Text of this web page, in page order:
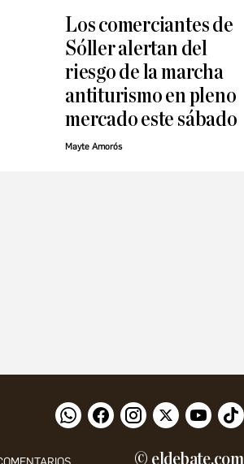
Los comerciantes de
Sóller alertan del
riesgo de la marcha
antiturismo en pleno
mercado este sábado
Mayte Amorós
© eldebate.com